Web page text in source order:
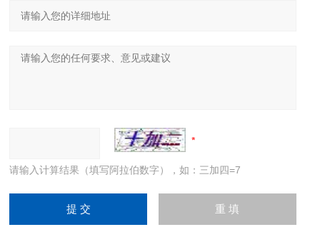
请输入计算结果（填写阿拉伯数字），如：三加四=7